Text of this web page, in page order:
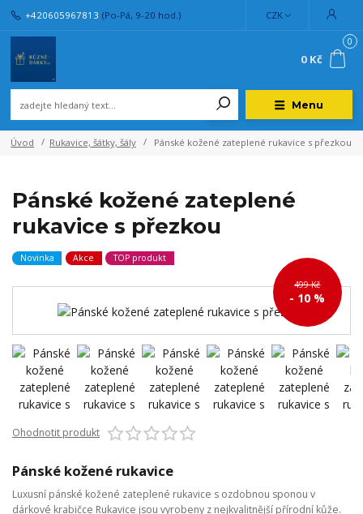
Menu
CZK
+420605967813 (Po-Pá, 9-20 hod.)
0
0 Kč
Úvod Rukavice, šátky, šály Pánské kožené zateplené rukavice s přezkou
Pánské kožené zateplené
rukavice s přezkou
Novinka Akce TOP produkt
499 Kč
- 10 %
Ohodnotit produkt
Pánské kožené rukavice
Luxusní pánské kožené zateplené rukavice s ozdobnou sponou v
dárkové krabičce Rukavice jsou vyrobeny z nejkvalitnější přírodní kůže.